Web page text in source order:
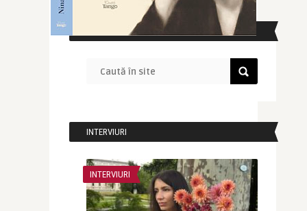
CAUTĂ ÎN SITE
INTERVIURI
INTERVIURI